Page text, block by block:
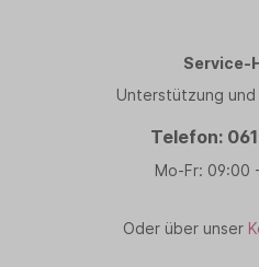
Service-
Unterstützung
Telefon:
Mo-Fr: 09:00
Oder über unser